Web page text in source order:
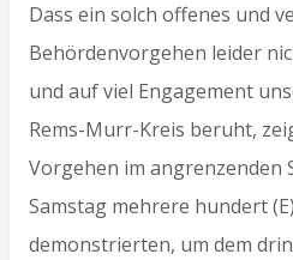
Dass ein solch offenes und
Behördenvorgehen leider
und auf viel Engagement
Rems-Murr-Kreis beruht,
Vorgehen im angrenzenden
Samstag mehrere hundert
demonstrierten, um dem